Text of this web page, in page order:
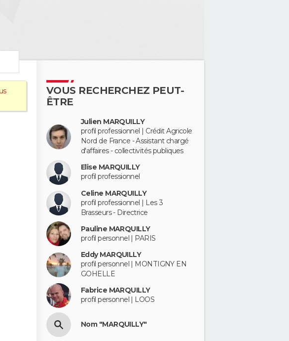
VOUS RECHERCHEZ PEUT-
ÊTRE
Julien MARQUILLY
profil professionnel | Crédit Agricole
Nord de France - Assistant chargé
d'affaires - collectivités publiques
Elise MARQUILLY
profil professionnel
Celine MARQUILLY
profil professionnel | Les 3
Brasseurs - Directrice
Pauline MARQUILLY
profil personnel | PARIS
Eddy MARQUILLY
profil personnel | MONTIGNY EN
GOHELLE
Fabrice MARQUILLY
profil personnel | LOOS
Nom "MARQUILLY"